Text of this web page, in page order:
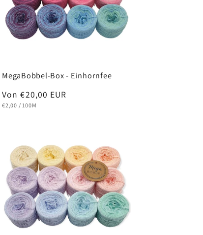
MegaBobbel-Box - Einhornfee
Normaler
Preis
Von €20,00 EUR
GRUNDPREIS
€2,00 / PRO
100M